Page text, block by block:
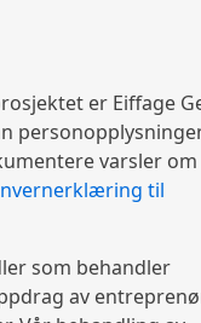
er Eiffage
varsler om
til
som behandler
av